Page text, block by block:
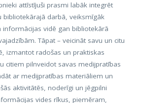
attīstījuši prasmi labāk integrēt
bibliotekārajā darbā, veiksmīgāk
vidē gan bibliotekārā
Tāpat – veicināt savu un citu
izmantot radošas un praktiskas
citiem pilnveidot savas medijpratības
ar medijpratības materiāliem un
aktivitātēs, noderīgi un jēgpilni
vides rīkus, piemēram,